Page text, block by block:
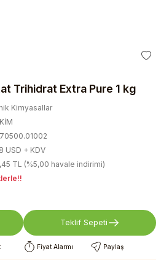
Trihidrat Extra Pure 1 kg
Kimyasallar
USD + KDV
TL (%5,00 havale indirimi)
Teklif Sepeti
Fiyat Alarmı Paylaş